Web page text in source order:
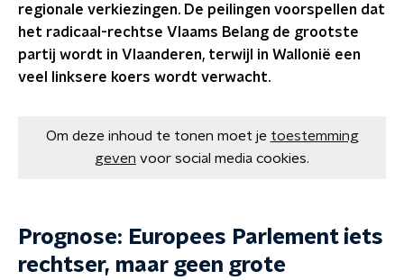
regionale verkiezingen. De peilingen voorspellen dat
het radicaal-rechtse Vlaams Belang de grootste
partij wordt in Vlaanderen, terwijl in Wallonië een
veel linksere koers wordt verwacht.
Om deze inhoud te tonen moet je toestemming
geven voor social media cookies.
Prognose: Europees Parlement iets
rechtser, maar geen grote